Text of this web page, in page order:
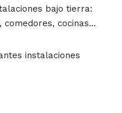
bajo tierra:
comedores, cocinas…
instalaciones